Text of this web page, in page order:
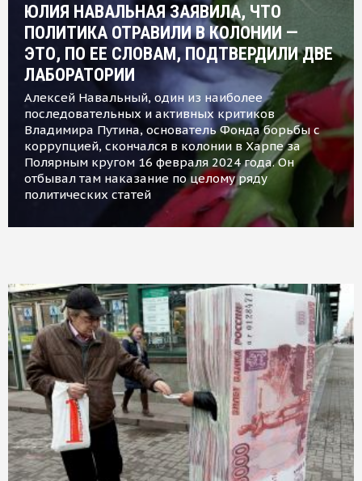
ЮЛИЯ НАВАЛЬНАЯ ЗАЯВИЛА, ЧТО
ПОЛИТИКА ОТРАВИЛИ В КОЛОНИИ —
ЭТО, ПО ЕЕ СЛОВАМ, ПОДТВЕРДИЛИ ДВЕ
ЛАБОРАТОРИИ
Алексей Навальный, один из наиболее
последовательных и активных критиков
Владимира Путина, основатель Фонда борьбы с
коррупцией, скончался в колонии в Харпе за
Полярным кругом 16 февраля 2024 года. Он
отбывал там наказание по целому ряду
политических статей